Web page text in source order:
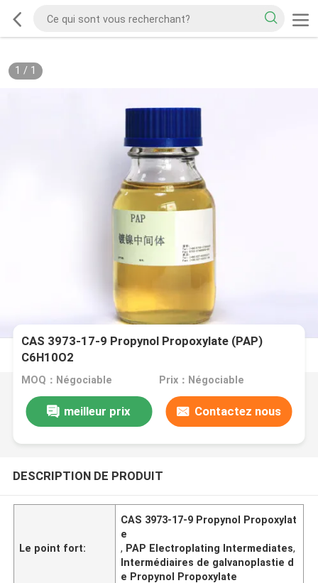
1 / 1
CAS 3973-17-9 Propynol Propoxylate (PAP)
C6H10O2
MOQ：Négociable Prix：Négociable
meilleur prix Contactez nous
DESCRIPTION DE PRODUIT
Le point fort:
CAS 3973-17-9 Propynol Propoxylat
e
, PAP Electroplating Intermediates,
Intermédiaires de galvanoplastie d
e Propynol Propoxylate